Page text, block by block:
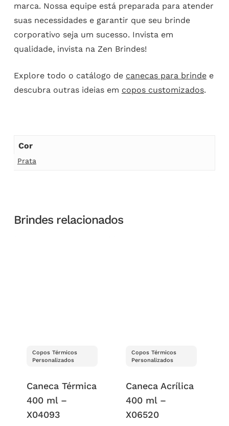
marca. Nossa equipe está preparada para atender
suas necessidades e garantir que seu brinde
corporativo seja um sucesso. Invista em
qualidade, invista na Zen Brindes!
Explore todo o catálogo de canecas para brindee
descubra outras ideias em copos customizados.
Cor
Prata
Brindes relacionados
Copos Térmicos
Personalizados
Caneca Térmica
400 ml –
X04093
Copos Térmicos
Personalizados
Caneca Acrílica
400 ml –
X06520